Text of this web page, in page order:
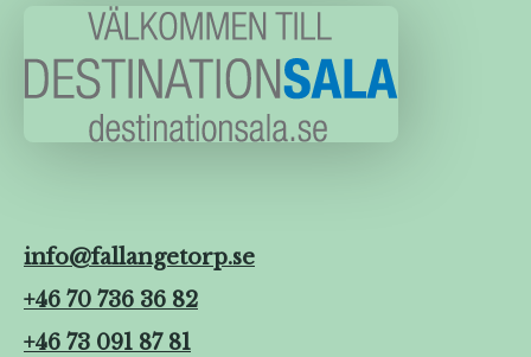
info@fallangetorp.se
+46 70 736 36 82
+46 73 091 87 81